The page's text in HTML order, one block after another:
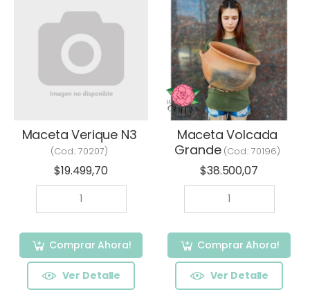
Maceta Verique N3
(Cod.:70207)
$19.499,70
Comprar Ahora!
Ver Detalle
Maceta Volcada
Grande(Cod.:70196)
$38.500,07
Comprar Ahora!
Ver Detalle